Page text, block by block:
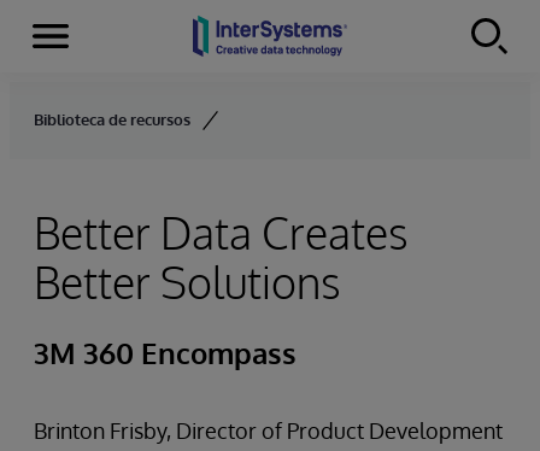
Skip to content
Menu
Biblioteca de recursos
Better Data Creates
Better Solutions
3M 360 Encompass
Brinton Frisby, Director of Product Development